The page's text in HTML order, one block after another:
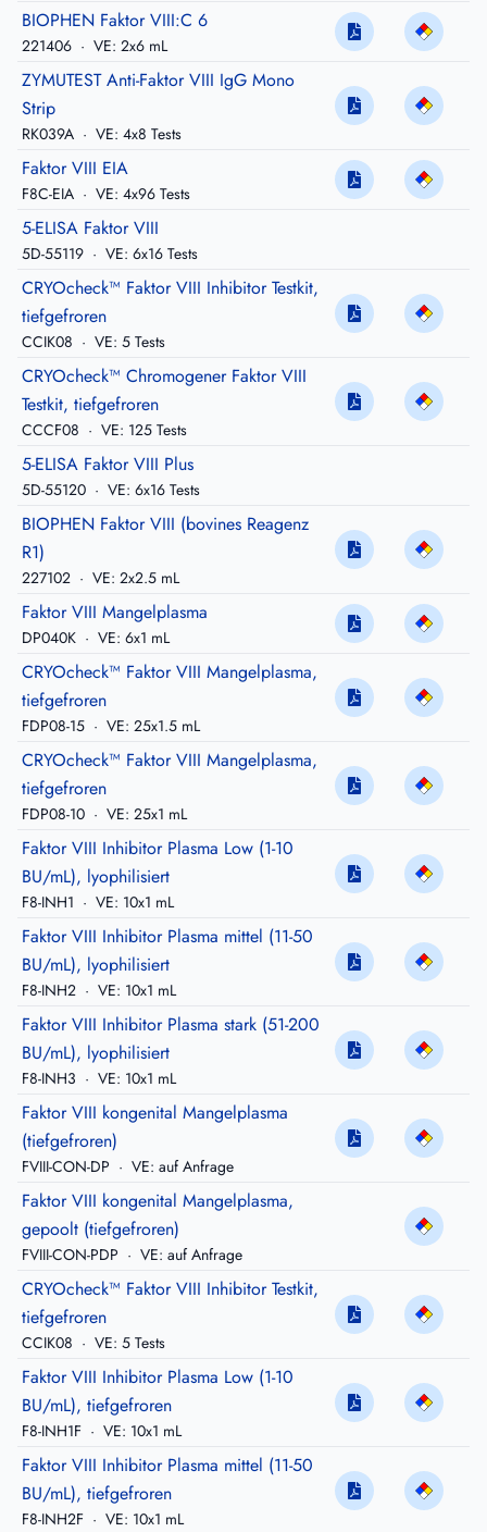
BIOPHEN Faktor VIII:C 6
221406 · VE: 2x6 mL
ZYMUTEST Anti-Faktor VIII IgG Mono
Strip
RK039A · VE: 4x8 Tests
Faktor VIII EIA
F8C-EIA · VE: 4x96 Tests
5-ELISA Faktor VIII
5D-55119 · VE: 6x16 Tests
CRYOcheck™ Faktor VIII Inhibitor Testkit,
tiefgefroren
CCIK08 · VE: 5 Tests
CRYOcheck™ Chromogener Faktor VIII
Testkit, tiefgefroren
CCCF08 · VE: 125 Tests
5-ELISA Faktor VIII Plus
5D-55120 · VE: 6x16 Tests
BIOPHEN Faktor VIII (bovines Reagenz
R1)
227102 · VE: 2x2.5 mL
Faktor VIII Mangelplasma
DP040K · VE: 6x1 mL
CRYOcheck™ Faktor VIII Mangelplasma,
tiefgefroren
FDP08-15 · VE: 25x1.5 mL
CRYOcheck™ Faktor VIII Mangelplasma,
tiefgefroren
FDP08-10 · VE: 25x1 mL
Faktor VIII Inhibitor Plasma Low (1-10
BU/mL), lyophilisiert
F8-INH1 · VE: 10x1 mL
Faktor VIII Inhibitor Plasma mittel (11-50
BU/mL), lyophilisiert
F8-INH2 · VE: 10x1 mL
Faktor VIII Inhibitor Plasma stark (51-200
BU/mL), lyophilisiert
F8-INH3 · VE: 10x1 mL
Faktor VIII kongenital Mangelplasma
(tiefgefroren)
FVIII-CON-DP · VE: auf Anfrage
Faktor VIII kongenital Mangelplasma,
gepoolt (tiefgefroren)
FVIII-CON-PDP · VE: auf Anfrage
CRYOcheck™ Faktor VIII Inhibitor Testkit,
tiefgefroren
CCIK08 · VE: 5 Tests
Faktor VIII Inhibitor Plasma Low (1-10
BU/mL), tiefgefroren
F8-INH1F · VE: 10x1 mL
Faktor VIII Inhibitor Plasma mittel (11-50
BU/mL), tiefgefroren
F8-INH2F · VE: 10x1 mL